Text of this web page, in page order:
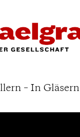
– In Gläsern